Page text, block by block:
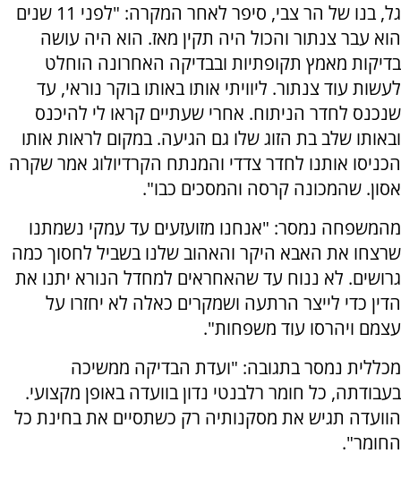
גל, בנו של הר צבי, סיפר לאחר המקרה: "לפני 11 שנים
הוא עבר צנתור והכול היה תקין מאז. הוא היה עושה
בדיקות מאמץ תקופתיות ובבדיקה האחרונה הוחלט
לעשות עוד צנתור. ליוויתי אותו באותו בוקר נוראי, עד
שנכנס לחדר הניתוח. אחרי שעתיים קראו לי להיכנס
ובאותו שלב בת הזוג שלו גם הגיעה. במקום לראות אותו
הכניסו אותנו לחדר צדדי והמנתח הקרדיולוג אמר שקרה
אסון. שהמכונה קרסה והמסכים כבו".
מהמשפחה נמסר: "אנחנו מזועזעים עד עמקי נשמתנו
שרצחו את האבא היקר והאהוב שלנו בשביל לחסוך כמה
גרושים. לא ננוח עד שהאחראים למחדל הנורא יתנו את
הדין כדי לייצר הרתעה ושמקרים כאלה לא יחזרו על
עצמם ויהרסו עוד משפחות".
מכללית נמסר בתגובה: "ועדת הבדיקה ממשיכה
בעבודתה, כל חומר רלבנטי נדון בוועדה באופן מקצועי.
הוועדה תגיש את מסקנותיה רק כשתסיים את בחינת כל
החומר".